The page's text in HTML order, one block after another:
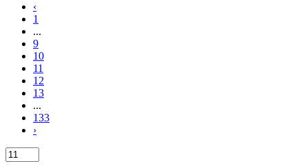
‹
1
...
9
10
11
12
13
...
133
›